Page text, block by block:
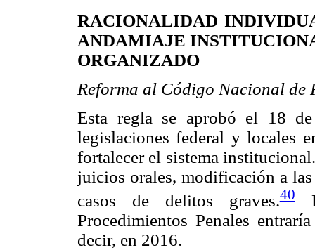
RACIONALIDAD
ANDAMIAJE
ORGANIZADO
Reforma al Código Nacional de
Esta regla se aprobó el 18
legislaciones federal y locales
fortalecer el sistema
juicios orales, modificación a
casos de delitos graves.40
Procedimientos Penales
decir, en 2016.